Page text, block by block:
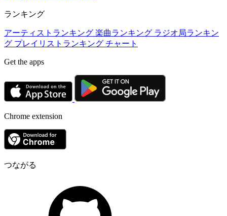
ランキング
アーティストランキング 楽曲ランキング ラジオ局ランキン
グ プレイリストランキング チャート
Get the apps
Chrome extension
つながる